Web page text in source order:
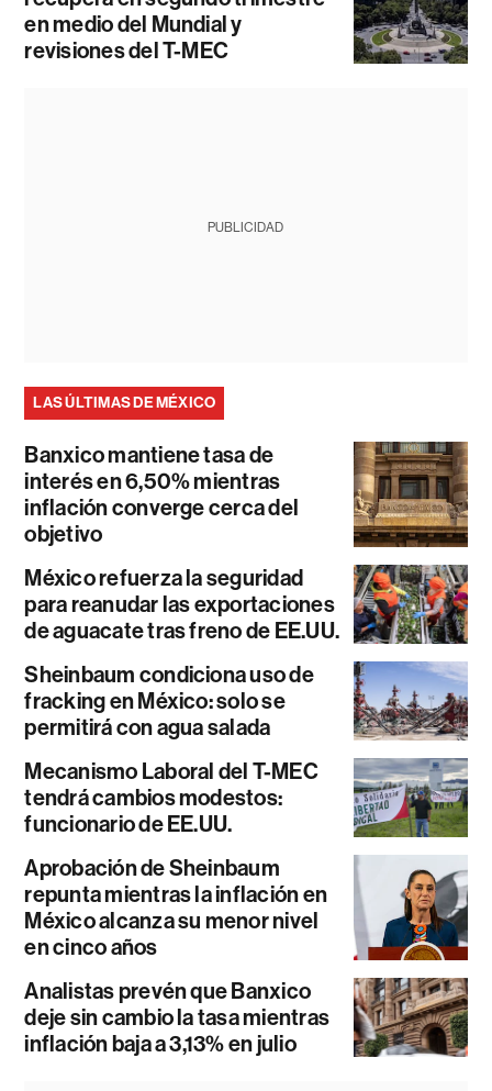
en medio del Mundial y
revisiones del T-MEC
PUBLICIDAD
LAS ÚLTIMAS DE MÉXICO
Banxico mantiene tasa de
interés en 6,50% mientras
inflación converge cerca del
objetivo
México refuerza la seguridad
para reanudar las exportaciones
de aguacate tras freno de EE.UU.
Sheinbaum condiciona uso de
fracking en México: solo se
permitirá con agua salada
Mecanismo Laboral del T-MEC
tendrá cambios modestos:
funcionario de EE.UU.
Aprobación de Sheinbaum
repunta mientras la inflación en
México alcanza su menor nivel
en cinco años
Analistas prevén que Banxico
deje sin cambio la tasa mientras
inflación baja a 3,13% en julio